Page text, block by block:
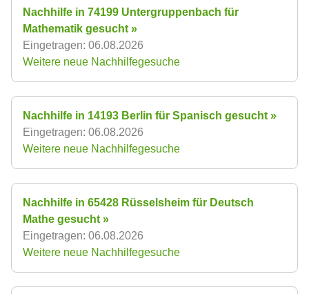
Nachhilfe in 74199 Untergruppenbach für
Mathematik gesucht »
Eingetragen: 06.08.2026
Weitere neue Nachhilfegesuche
Nachhilfe in 14193 Berlin für Spanisch gesucht »
Eingetragen: 06.08.2026
Weitere neue Nachhilfegesuche
Nachhilfe in 65428 Rüsselsheim für Deutsch
Mathe gesucht »
Eingetragen: 06.08.2026
Weitere neue Nachhilfegesuche